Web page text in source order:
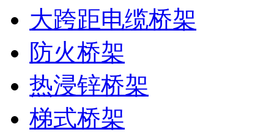
大跨距电缆桥架
防火桥架
热浸锌桥架
梯式桥架